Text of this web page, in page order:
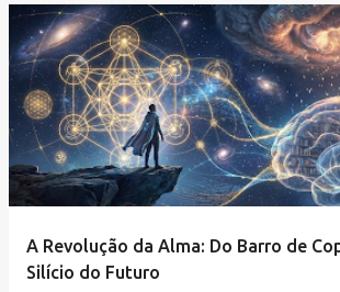
A Revolução da Alma: Do Barro de
Silício do Futuro